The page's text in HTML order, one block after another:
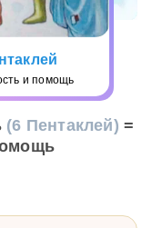
и помощь
(6 Пентаклей) =